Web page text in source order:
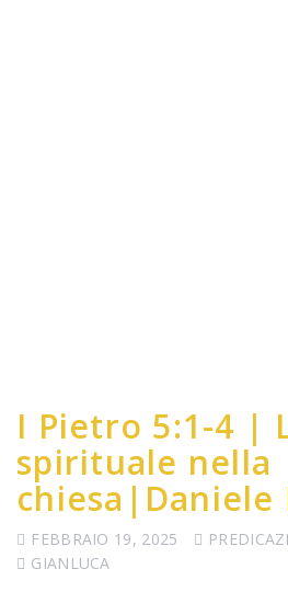
I Pietro 5:1-4 |
spirituale nella
chiesa|Daniele
FEBBRAIO 19, 2025
GIANLUCA